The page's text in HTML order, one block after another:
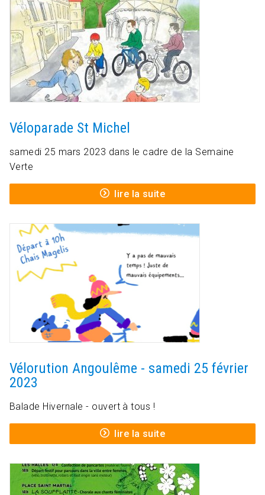
Véloparade St Michel
samedi 25 mars 2023 dans le cadre de la Semaine
Verte
lire la suite
Vélorution Angoulême - samedi 25 février
2023
Balade Hivernale - ouvert à tous !
lire la suite